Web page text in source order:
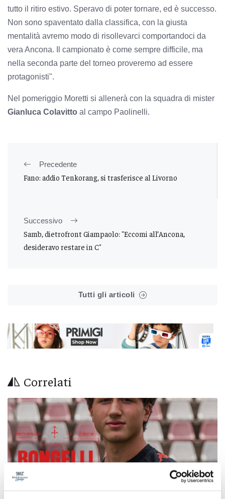
tutto il ritiro estivo. Speravo di poter tornare, ed è successo.
Non sono spaventato dalla classifica, con la giusta
mentalità avremo modo di risollevarci comportandoci da
vera Ancona. Il campionato è come sempre difficile, ma
nella seconda parte del torneo proveremo ad essere
protagonisti".
Nel pomeriggio Moretti si allenerà con la squadra di mister
Gianluca Colavitto al campo Paolinelli.
Precedente
Fano: addio Tenkorang, si trasferisce al Livorno
Successivo
Samb, dietrofront Giampaolo: "Eccomi all’Ancona,
desideravo restare in C"
Tutti gli articoli
Correlati